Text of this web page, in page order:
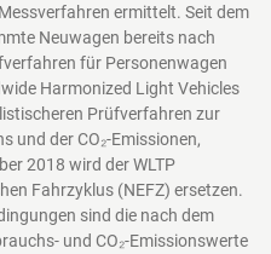
ermittelt. Seit dem
Neuwagen bereits nach
für Personenwagen
Harmonized Light Vehicles
Prüfverfahren zur
und der CO₂-Emissionen,
2018 wird der WLTP
Fahrzyklus (NEFZ) ersetzen.
sind die nach dem
und CO₂-Emissionswerte